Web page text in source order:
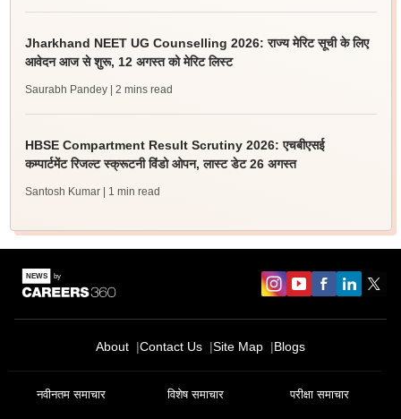
Jharkhand NEET UG Counselling 2026: राज्य मेरिट सूची के लिए
आवेदन आज से शुरू, 12 अगस्त को मेरिट लिस्ट
Saurabh Pandey | 2 mins read
HBSE Compartment Result Scrutiny 2026: एचबीएसई
कम्पार्टमेंट रिजल्ट स्क्रूटनी विंडो ओपन, लास्ट डेट 26 अगस्त
Santosh Kumar | 1 min read
About Contact Us Site Map Blogs
नवीनतम समाचार विशेष समाचार परीक्षा समाचार
access our resources on
Exams, Study